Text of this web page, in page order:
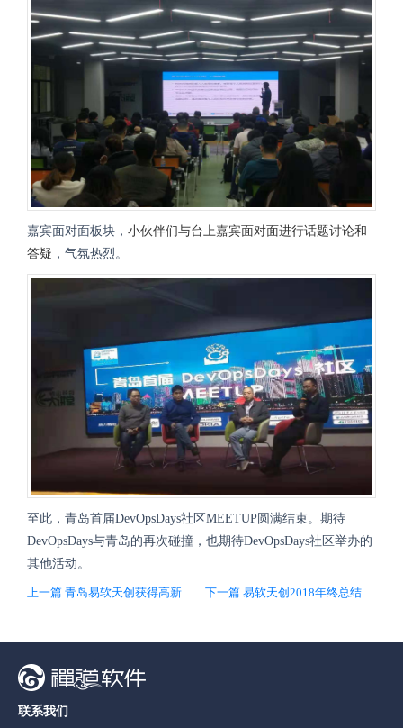
嘉宾面对面板块， 小伙伴们与台上嘉宾面对面进行话题讨论和
答疑 ， 气氛热烈。
至此，青岛首届DevOpsDays社区MEETUP圆满结束。期待
DevOpsDays与青岛的再次碰撞，也期待DevOpsDays社区举办的
其他活动。
下一篇 易软天创2018年终总结会圆满举行（附照片）
联系我们